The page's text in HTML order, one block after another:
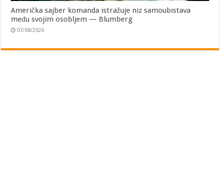
Američka sajber komanda istražuje niz samoubistava
među svojim osobljem — Blumberg
07/08/2026